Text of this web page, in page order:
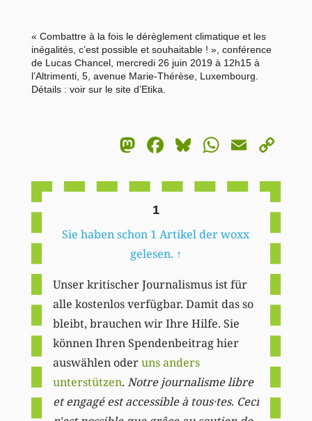
« Combattre à la fois le dérèglement climatique et les
inégalités, c’est possible et souhaitable ! », conférence
de Lucas Chancel, mercredi 26 juin 2019 à 12h15 à
l’Altrimenti, 5, avenue Marie-Thérèse, Luxembourg.
Détails : voir sur le site d’Etika.
Mastodon
Facebook
BlueskyEmail
1
Sie haben schon 1 Artikel der woxx
gelesen. ↑
Unser kritischer Journalismus ist für
alle kostenlos verfügbar. Damit das so
bleibt, brauchen wir Ihre Hilfe. Sie
können Ihren Spendenbeitrag hier
auswählen oderuns anders
unterstützen. Notre journalisme libre
et engagé est accessible à tous·tes. Ceci